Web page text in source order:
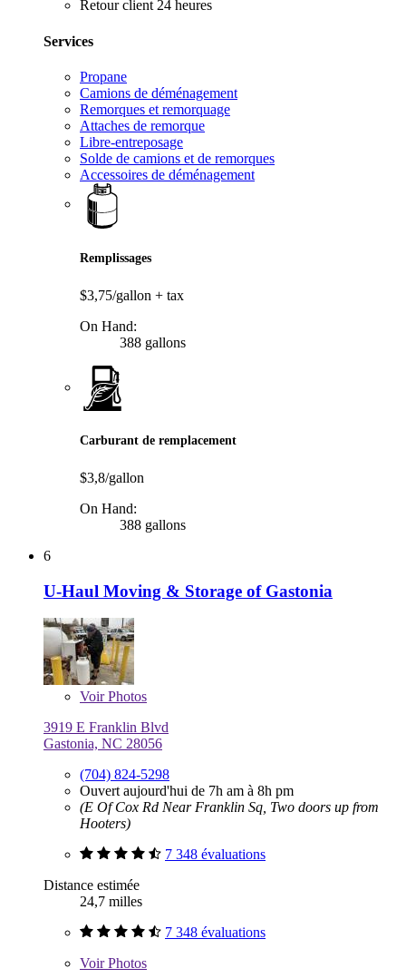
Retour client 24 heures
Services
Propane
Camions de déménagement
Remorques et remorquage
Attaches de remorque
Libre-entreposage
Solde de camions et de remorques
Accessoires de déménagement
Remplissages
$3,75/gallon + tax
On Hand:
388 gallons
Carburant de remplacement
$3,8/gallon
On Hand:
388 gallons
6
U-Haul Moving & Storage of Gastonia
VoirPhotos
3919 E Franklin Blvd
Gastonia, NC 28056
(704) 824-5298
Ouvert aujourd'hui de 7h am à 8h pm
(E Of Cox Rd Near Franklin Sq, Two doors up from
Hooters)
7 348 évaluations
Distance estimée
24,7 milles
7 348 évaluations
VoirPhotos